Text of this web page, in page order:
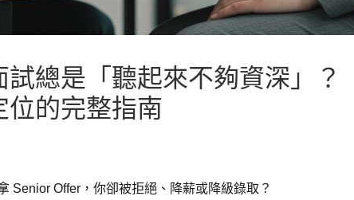
總是「聽起來不夠資深」？
位的完整指南
Senior Offer，你卻被拒絕、降薪或降級錄取？